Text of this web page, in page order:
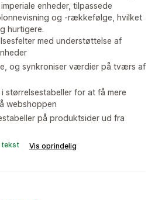
enheder, tilpassede
og -rækkefølge, hvilket
hurtigere.
med understøttelse af
og synkroniser værdier på tværs af
størrelsestabeller for at få mere
webshoppen
på produktsider ud fra
tekst Vis oprindelig